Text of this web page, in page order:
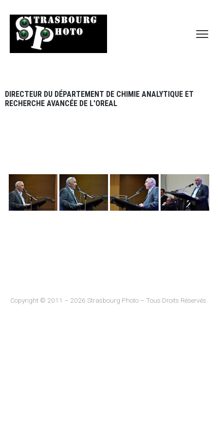
DIRECTEUR DU DÉPARTEMENT DE CHIMIE ANALYTIQUE ET
RECHERCHE AVANCÉE DE L'OREAL
Copyright © 2011 – 2026 Strasbourg Photo – Tous Droits Réservés.